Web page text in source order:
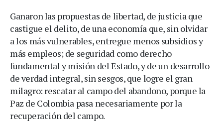
Ganaron las propuestas de libertad, de justicia que
castigue el delito, de una economía que, sin olvidar
a los más vulnerables, entregue menos subsidios y
más empleos; de seguridad como derecho
fundamental y misión del Estado, y de un desarrollo
de verdad integral, sin sesgos, que logre el gran
milagro: rescatar al campo del abandono, porque la
Paz de Colombia pasa necesariamente por la
recuperación del campo.